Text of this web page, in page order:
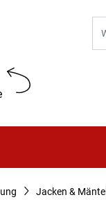
Jacken & Mäntel